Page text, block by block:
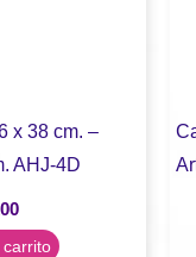
x 38 cm. –
AHJ-4D